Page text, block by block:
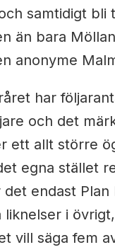
samtidigt bli
än bara
anonyme
har
och det
ett allt större
egna stället
det endast Plan
liknelser i
vill säga fem